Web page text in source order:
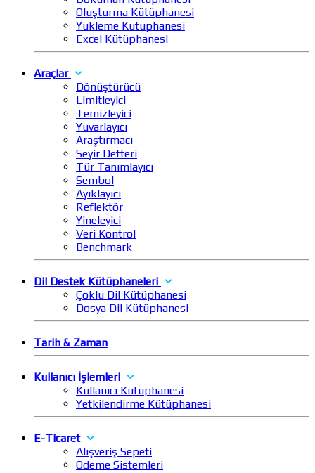
Oluşturma Kütüphanesi
Yükleme Kütüphanesi
Excel Kütüphanesi
Araçlar
Dönüştürücü
Limitleyici
Temizleyici
Yuvarlayıcı
Araştırmacı
Seyir Defteri
Tür Tanımlayıcı
Sembol
Ayıklayıcı
Reflektör
Yineleyici
Veri Kontrol
Benchmark
Dil Destek Kütüphaneleri
Çoklu Dil Kütüphanesi
Dosya Dil Kütüphanesi
Tarih & Zaman
Kullanıcı İşlemleri
Kullanıcı Kütüphanesi
Yetkilendirme Kütüphanesi
E-Ticaret
Alışveriş Sepeti
Ödeme Sistemleri